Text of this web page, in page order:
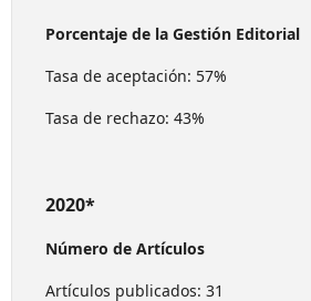
Porcentaje de la Gestión Editorial
Tasa de aceptación: 57%
Tasa de rechazo: 43%
2020*
Número de Artículos
Artículos publicados: 31